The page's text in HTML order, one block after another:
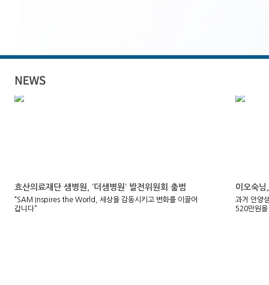
효산의료재단 샘병원, ‘더샘병원’ 발전위원회 출범
“SAM Inspires the World, 세상을 감동시키고 변화를 이끌어
갑니다”
이오숙
과거 안양
520만원을